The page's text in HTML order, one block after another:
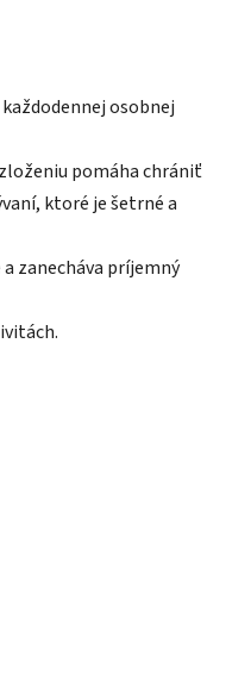
osobnej
pomáha chrániť
ktoré je šetrné a
zanecháva príjemný